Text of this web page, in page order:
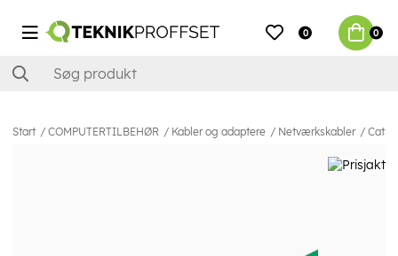
0 0
Start COMPUTERTILBEHØR Kabler og adaptere Netværkskabler Cat5e